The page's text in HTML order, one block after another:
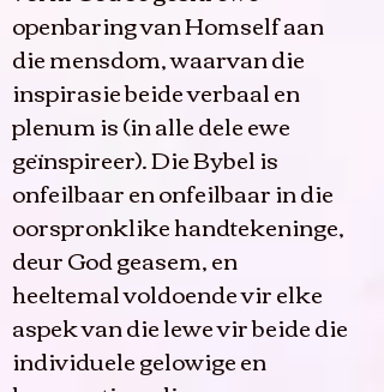
openbaring van Homself aan
die mensdom, waarvan die
inspirasie beide verbaal en
plenum is (in alle dele ewe
geïnspireer). Die Bybel is
onfeilbaar en onfeilbaar in die
oorspronklike handtekeninge,
deur God geasem, en
heeltemal voldoende vir elke
aspek van die lewe vir beide die
individuele gelowige en